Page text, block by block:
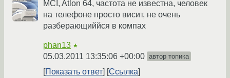
MCI, Atlon 64, частота не известна, человек
на телефоне просто висит, не очень
разберающиййся в компах
phan13 ★
05.03.2011 13:35:06 +00:00 автор топика
Показать ответ Ссылка